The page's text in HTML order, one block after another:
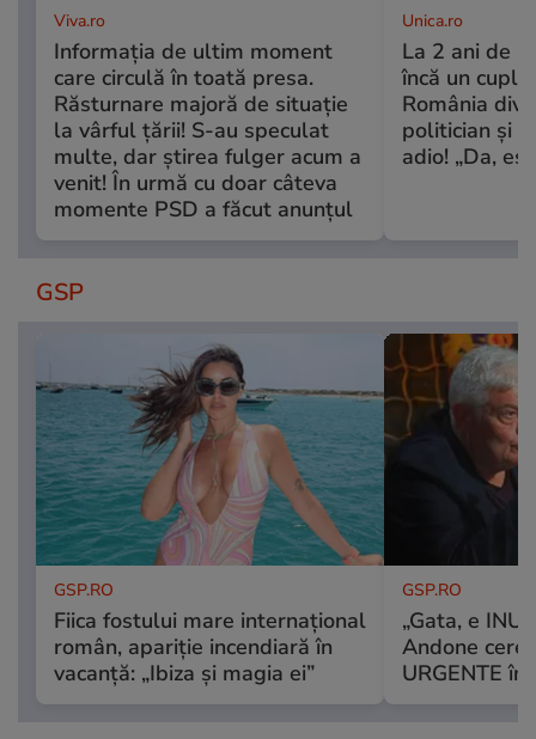
Viva.ro
Informația de ultim moment
care circulă în toată presa.
Răsturnare majoră de situație
la vârful țării! S-au speculat
multe, dar știrea fulger acum a
venit! În urmă cu doar câteva
momente PSD a făcut anunțul
Unica.ro
La 2 ani de
încă un
România
politician și
adio! „Da,
GSP
GSP.RO
Fiica fostului mare internațional
român, apariție incendiară în
vacanță: „Ibiza și magia ei”
GSP.RO
„Gata, e
Andone cere
URGENTE în